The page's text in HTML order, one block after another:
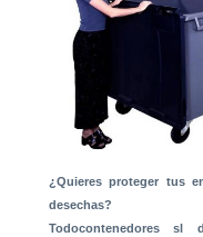
¿Quieres proteger tus
desechas?
Todocontenedores sl